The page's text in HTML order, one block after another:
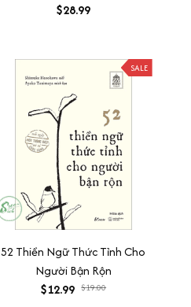
$28.99
SALE
52 Thiền Ngữ Thức Tỉnh Cho
Người Bận Rộn
$12.99 $19.00